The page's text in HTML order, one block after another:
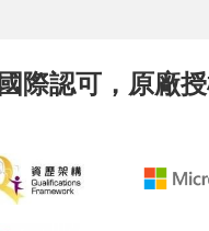
國際認可，原廠